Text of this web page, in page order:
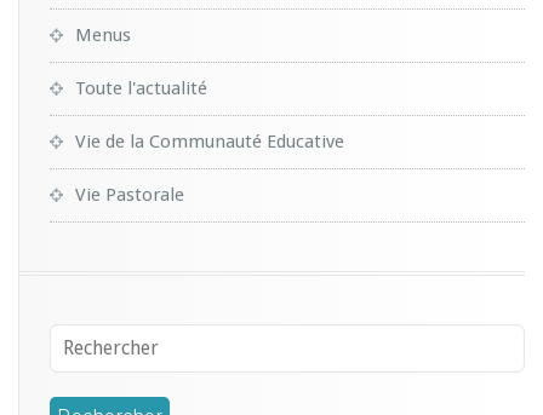
Menus
Toute l'actualité
Vie de la Communauté Educative
Vie Pastorale